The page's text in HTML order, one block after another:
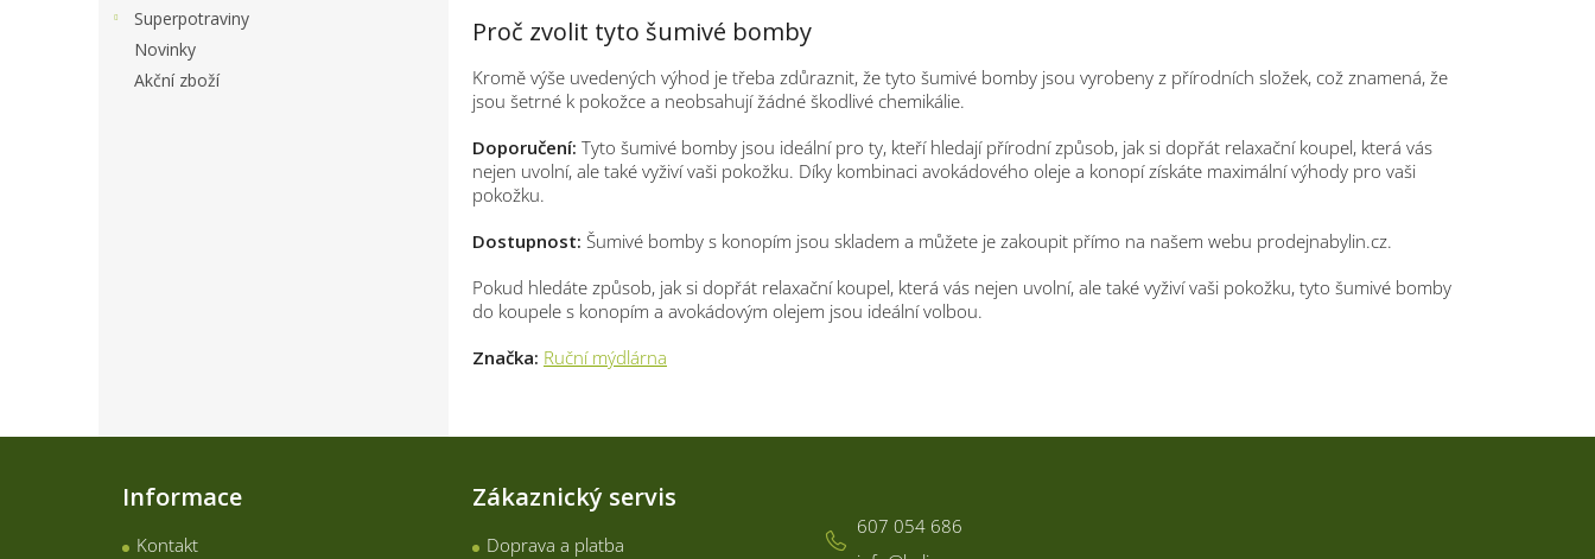
Superpotraviny
Novinky
Akční zboží
Proč zvolit tyto šumivé bomby
Kromě výše uvedených výhod je třeba zdůraznit, že tyto šumivé bomby jsou vyrobeny z přírodních složek, což znamená, že
jsou šetrné k pokožce a neobsahují žádné škodlivé chemikálie.
Doporučení: Tyto šumivé bomby jsou ideální pro ty, kteří hledají přírodní způsob, jak si dopřát relaxační koupel, která vás
nejen uvolní, ale také vyživí vaši pokožku. Díky kombinaci avokádového oleje a konopí získáte maximální výhody pro vaši
pokožku.
Dostupnost: Šumivé bomby s konopím jsou skladem a můžete je zakoupit přímo na našem webu prodejnabylin.cz.
Pokud hledáte způsob, jak si dopřát relaxační koupel, která vás nejen uvolní, ale také vyživí vaši pokožku, tyto šumivé bomby
do koupele s konopím a avokádovým olejem jsou ideální volbou.
Značka: Ruční mýdlárna
Z
Informace
Kontakt
Zákaznický servis
Doprava a platba
607 054 686